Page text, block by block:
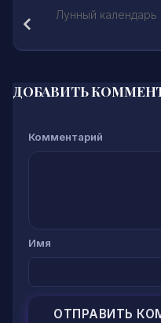
Лунный
ДОБАВИТЬ
Комментарий
Имя